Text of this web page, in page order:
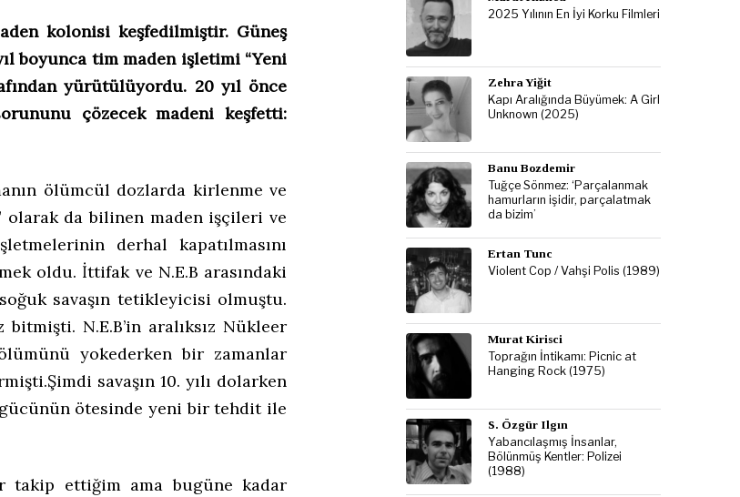
kolonisi keşfedilmiştir. Güneş
boyunca tim maden işletimi “Yeni
yürütülüyordu. 20 yıl önce
çözecek madeni keşfetti:
ölümcül dozlarda kirlenme ve
olarak da bilinen maden işçileri ve
derhal kapatılmasını
oldu. İttifak ve N.E.B arasındaki
savaşın tetikleyicisi olmuştu.
bitmişti. N.E.B’in aralıksız Nükleer
yokederken bir zamanlar
savaşın 10. yılı dolarken
ötesinde yeni bir tehdit ile
takip ettiğim ama bugüne kadar
2025 Yılının En İyi Korku Filmleri
Zehra Yiğit
Kapı Aralığında Büyümek: A Girl
Unknown (2025)
Banu Bozdemir
Tuğçe Sönmez: ‘Parçalanmak
hamurların işidir, parçalatmak
da bizim’
Ertan Tunc
Violent Cop / Vahşi Polis (1989)
Murat Kirisci
Toprağın İntikamı: Picnic at
Hanging Rock (1975)
S. Özgür Ilgın
Yabancılaşmış İnsanlar,
Bölünmüş Kentler: Polizei
(1988)